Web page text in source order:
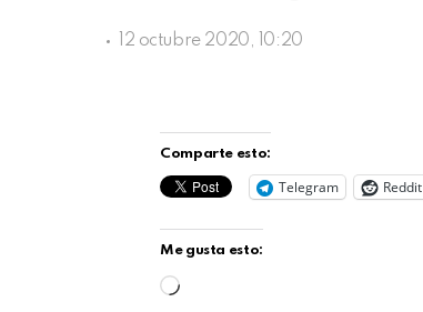
12 octubre 2020, 10:20
Comparte esto:
Telegram Reddit
Me gusta esto: